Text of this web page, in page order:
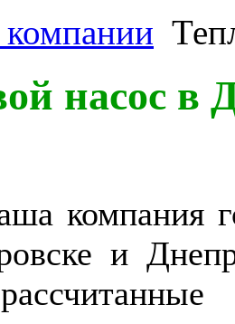
насос в
и